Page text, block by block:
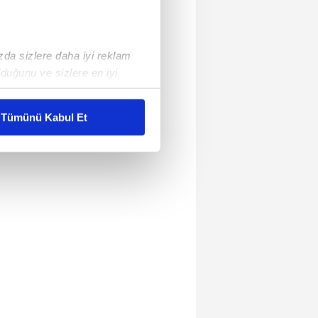
sizlere daha iyi reklam
ve sizlere en iyi
karşılamak
kullanılmaktadır. Bu
sunulması
ve sizlere yönelik
detaylı bilgi için Ayarlar
ve sitemizde ilgili
Tümünü Kabul Et